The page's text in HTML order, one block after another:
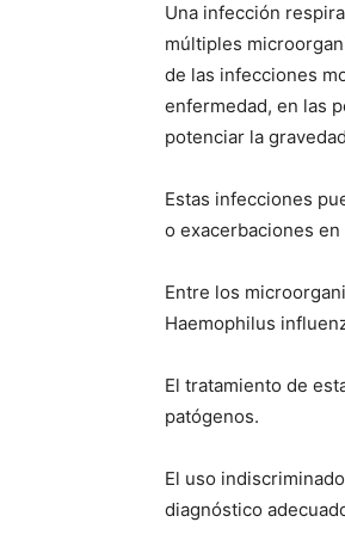
Una infección
múltiples
de las infecciones
enfermedad, en las
potenciar la
Estas infecciones
o exacerbaciones
Entre los
Haemophilus
El tratamiento de
patógenos.
El uso
diagnóstico